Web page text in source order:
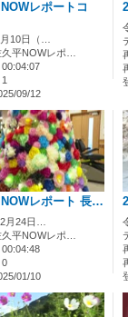
レポートコ
10日（…
平NOWレポ…
09/12
NOWレポート 長…
月24日…
平NOWレポ…
0
01/10